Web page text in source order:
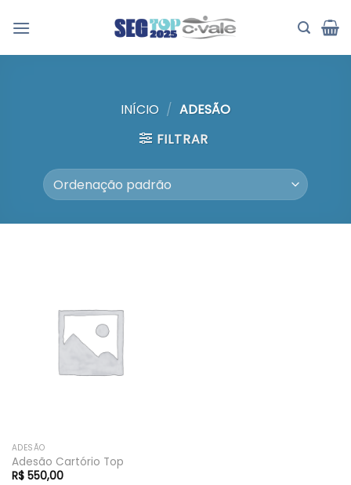
INÍCIO / ADESÃO
FILTRAR
ADESÃO
Adesão Cartório Top
R$550,00